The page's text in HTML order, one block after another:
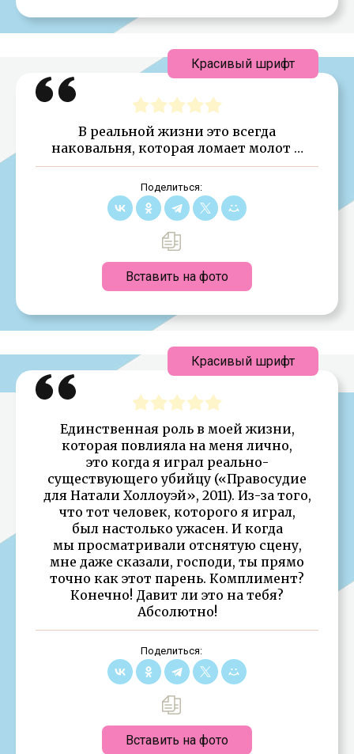
В реальной жизни это всегда
наковальня, которая ломает молот …
Поделиться:
Вставить на фото
Красивый шрифт
Единственная роль в моей жизни,
которая повлияла на меня лично,
это когда я играл реально-
существующего убийцу («Правосудие
для Натали Холлоуэй», 2011). Из-за того,
что тот человек, которого я играл,
был настолько ужасен. И когда
мы просматривали отснятую сцену,
мне даже сказали, господи, ты прямо
точно как этот парень. Комплимент?
Конечно! Давит ли это на тебя?
Абсолютно!
Поделиться:
Вставить на фото
Красивый шрифт